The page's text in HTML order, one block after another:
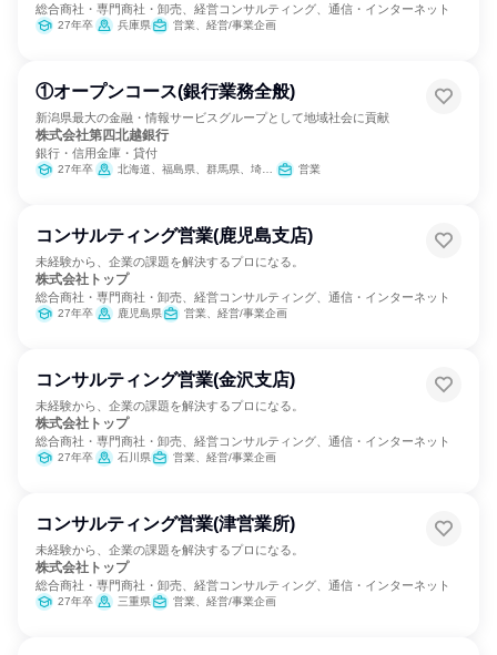
総合商社・専門商社・卸売、経営コンサルティング、通信・インターネット
27年卒 兵庫県 営業、経営/事業企画
①オープンコース(銀行業務全般)
新潟県最大の金融・情報サービスグループとして地域社会に貢献
株式会社第四北越銀行
銀行・信用金庫・貸付
27年卒 北海道、福島県、群馬県、埼玉県、東京都、神奈川県、新潟県、富山県、愛知県、大阪府 営業
コンサルティング営業(鹿児島支店)
未経験から、企業の課題を解決するプロになる。
株式会社トップ
総合商社・専門商社・卸売、経営コンサルティング、通信・インターネット
27年卒 鹿児島県 営業、経営/事業企画
コンサルティング営業(金沢支店)
未経験から、企業の課題を解決するプロになる。
株式会社トップ
総合商社・専門商社・卸売、経営コンサルティング、通信・インターネット
27年卒 石川県 営業、経営/事業企画
コンサルティング営業(津営業所)
未経験から、企業の課題を解決するプロになる。
株式会社トップ
総合商社・専門商社・卸売、経営コンサルティング、通信・インターネット
27年卒 三重県 営業、経営/事業企画